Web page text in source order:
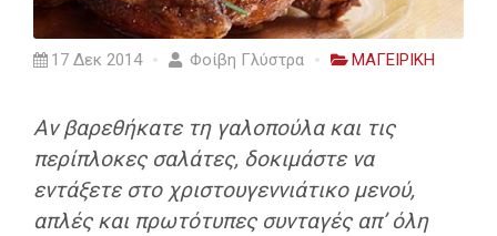
17 Δεκ 2014 Φοίβη Γλύστρα ΜΑΓΕΙΡΙΚΗ
Αν βαρεθήκατε τη γαλοπούλα και τις
περίπλοκες σαλάτες, δοκιμάστε να
εντάξετε στο χριστουγεννιάτικο μενού,
απλές και πρωτότυπες συνταγές απ’ όλη